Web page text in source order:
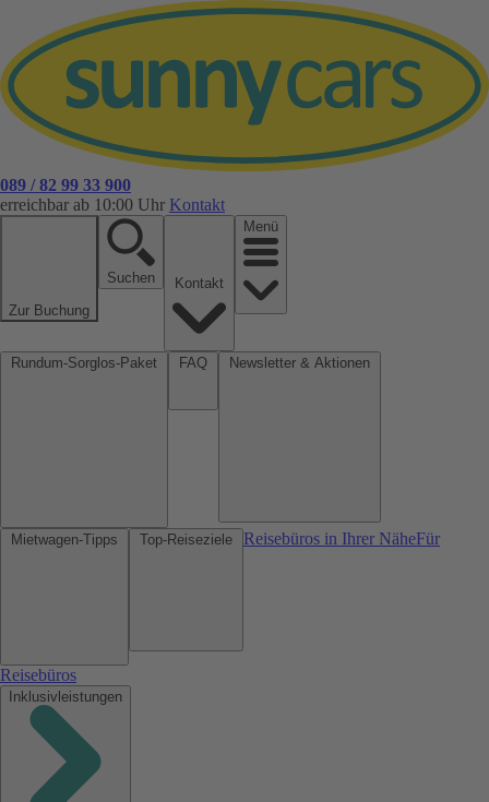
089 / 82 99 33 900
erreichbar ab 10:00 Uhr Kontakt
Zur Buchung
Suchen
Menü
Reisebüros in Ihrer NäheFür
Reisebüros
Inklusivleistungen